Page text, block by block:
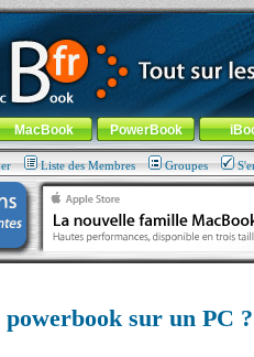
nomade !
menu général-Aller au menu de
MacBook PowerBook
Liste des Membres Groupes
sur un PC ?